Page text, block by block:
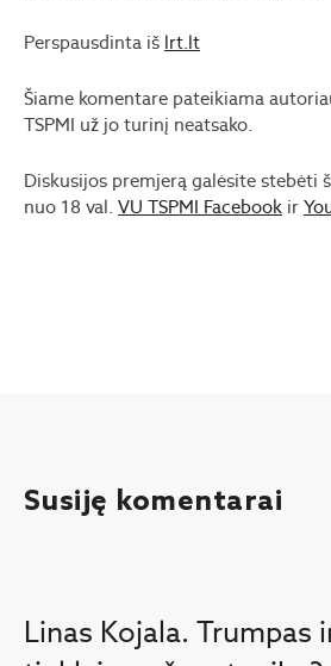
Perspausdinta iš lrt.lt
Šiame komentare pateikiama
TSPMI už jo turinį neatsako.
Diskusijos premjerą galėsite stebėti
nuo 18 val. VU TSPMI Facebook ir
Susiję komentarai
Linas Kojala. Trumpas